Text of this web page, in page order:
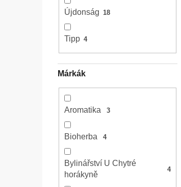
Újdonság 18
Tipp 4
Márkák
Aromatika 3
Bioherba 4
Bylinářství U Chytré
horákyně
4